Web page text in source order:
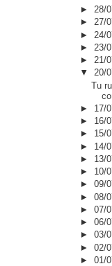
►28/
►27/
► 24/
► 23/
►21/
▼20/
Tu
► 17/
► 16/
► 15/
► 14/
► 13/
► 10/
►09/
►08/
►07/
►06/
►03/
►02/
►01/